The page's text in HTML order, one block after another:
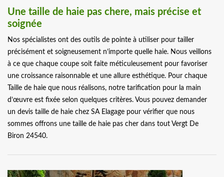
Une taille de haie pas chere, mais précise et
soignée
Nos spécialistes ont des outils de pointe à utiliser pour tailler
précisément et soigneusement n’importe quelle haie. Nous veillons
à ce que chaque coupe soit faite méticuleusement pour favoriser
une croissance raisonnable et une allure esthétique. Pour chaque
Taille de haie que nous réalisons, notre tarification pour la main
d’œuvre est fixée selon quelques critères. Vous pouvez demander
un devis taille de haie chez SA Elagage pour vérifier que nous
sommes offrons une taille de haie pas cher dans tout Vergt De
Biron 24540.